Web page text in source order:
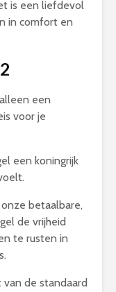
is een liefdevol
in comfort en
2
een
voor je
een koningrijk
betaalbare,
de vrijheid
te rusten in
de standaard